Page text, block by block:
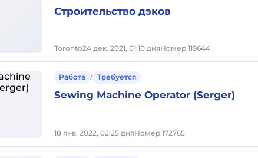
Строительство дэков
Toronto24 дек. 2021, 01:10 дняНомер 119644
Работа / Требуется
Sewing Machine Operator (Serger)
18 янв. 2022, 02:25 дняНомер 172765